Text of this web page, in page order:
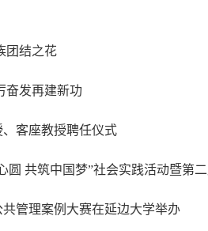
团结之花
奋发再建新功
客座教授聘任仪式
圆 共筑中国梦”社会实践活动暨第
共管理案例大赛在延边大学举办